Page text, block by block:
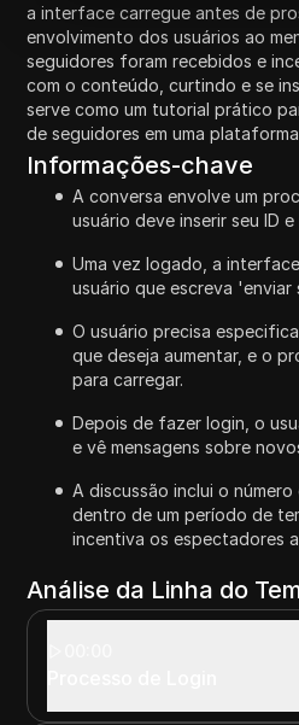
a interface carregue antes de
envolvimento dos usuários ao
seguidores foram recebidos e
com o conteúdo, curtindo e se
serve como um tutorial prático
de seguidores em uma
Informações-chave
A conversa envolve um
usuário deve inserir seu ID
Uma vez logado, a
usuário que escreva 'enviar
O usuário precisa
que deseja aumentar, e o
para carregar.
Depois de fazer login, o
e vê mensagens sobre
A discussão inclui o
dentro de um período de
incentiva os espectadores
Análise da Linha do